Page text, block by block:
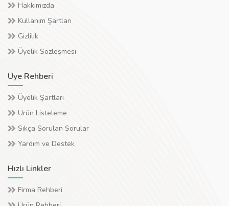
Hakkımızda
Kullanım Şartları
Gizlilik
Üyelik Sözleşmesi
Üye Rehberi
Üyelik Şartları
Ürün Listeleme
Sıkça Sorulan Sorular
Yardım ve Destek
Hızlı Linkler
Firma Rehberi